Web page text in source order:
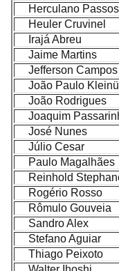
Herculano Passos
Heuler Cruvinel
Irajá Abreu
Jaime Martins
Jefferson Campos
João Paulo
João Rodrigues
Joaquim
José Nunes
Júlio Cesar
Paulo Magalhães
Reinhold
Rogério Rosso
Rômulo Gouveia
Sandro Alex
Stefano Aguiar
Thiago Peixoto